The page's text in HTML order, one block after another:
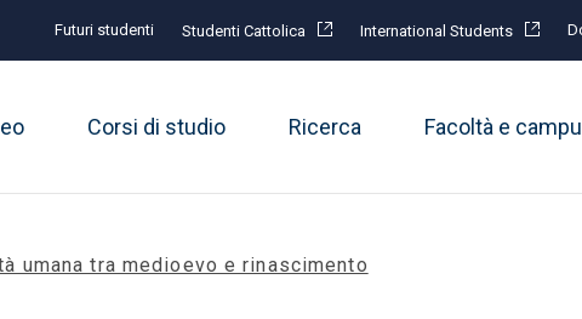
Futuri studenti Studenti Cattolica International Students
Corsi di studio Ricerca Facoltà e
umana tra medioevo e rinascimento